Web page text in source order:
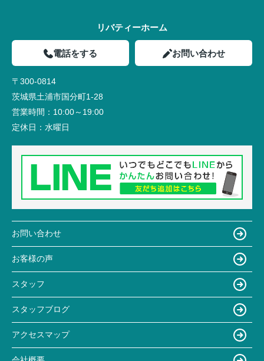
リバティーホーム
電話をする お問い合わせ
〒300-0814
茨城県土浦市国分町1-28
営業時間： 10:00～19:00
定休日： 水曜日
お問い合わせ
お客様の声
スタッフ
スタッフブログ
アクセスマップ